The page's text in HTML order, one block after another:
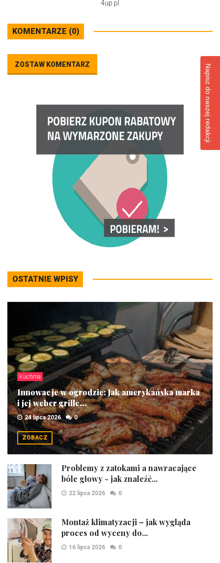
4up.pl
KOMENTARZE (0)
ZOSTAW KOMENTARZ
OSTATNIE WPISY
Kuchnia
Innowacje w ogrodzie: Jak amerykańska marka
i jej weber grille...
24 lipca 2026 0
ZOBACZ
Problemy z zatokami a nawracające
bóle głowy - jak znaleźć...
22 lipca 2026 0
Montaż klimatyzacji – jak wygląda
proces od wyceny do...
16 lipca 2026 0
Napisz do naszej redakcji